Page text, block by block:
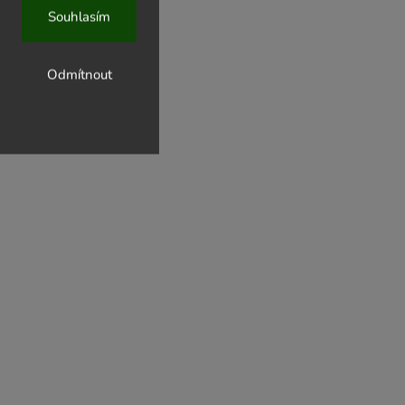
Odmítnout
Souhlasím